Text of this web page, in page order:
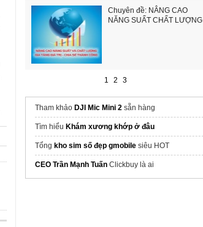
Chuyên đề: NÂNG CAO
NĂNG SUẤT CHẤT LƯỢNG
1 2 3
Tham khảo DJI Mic Mini 2 sẵn hàng
Tìm hiểu Khám xương khớp ở đâu
Tổng kho sim số đẹp gmobile siêu HOT
CEO Trần Mạnh Tuấn Clickbuy là ai